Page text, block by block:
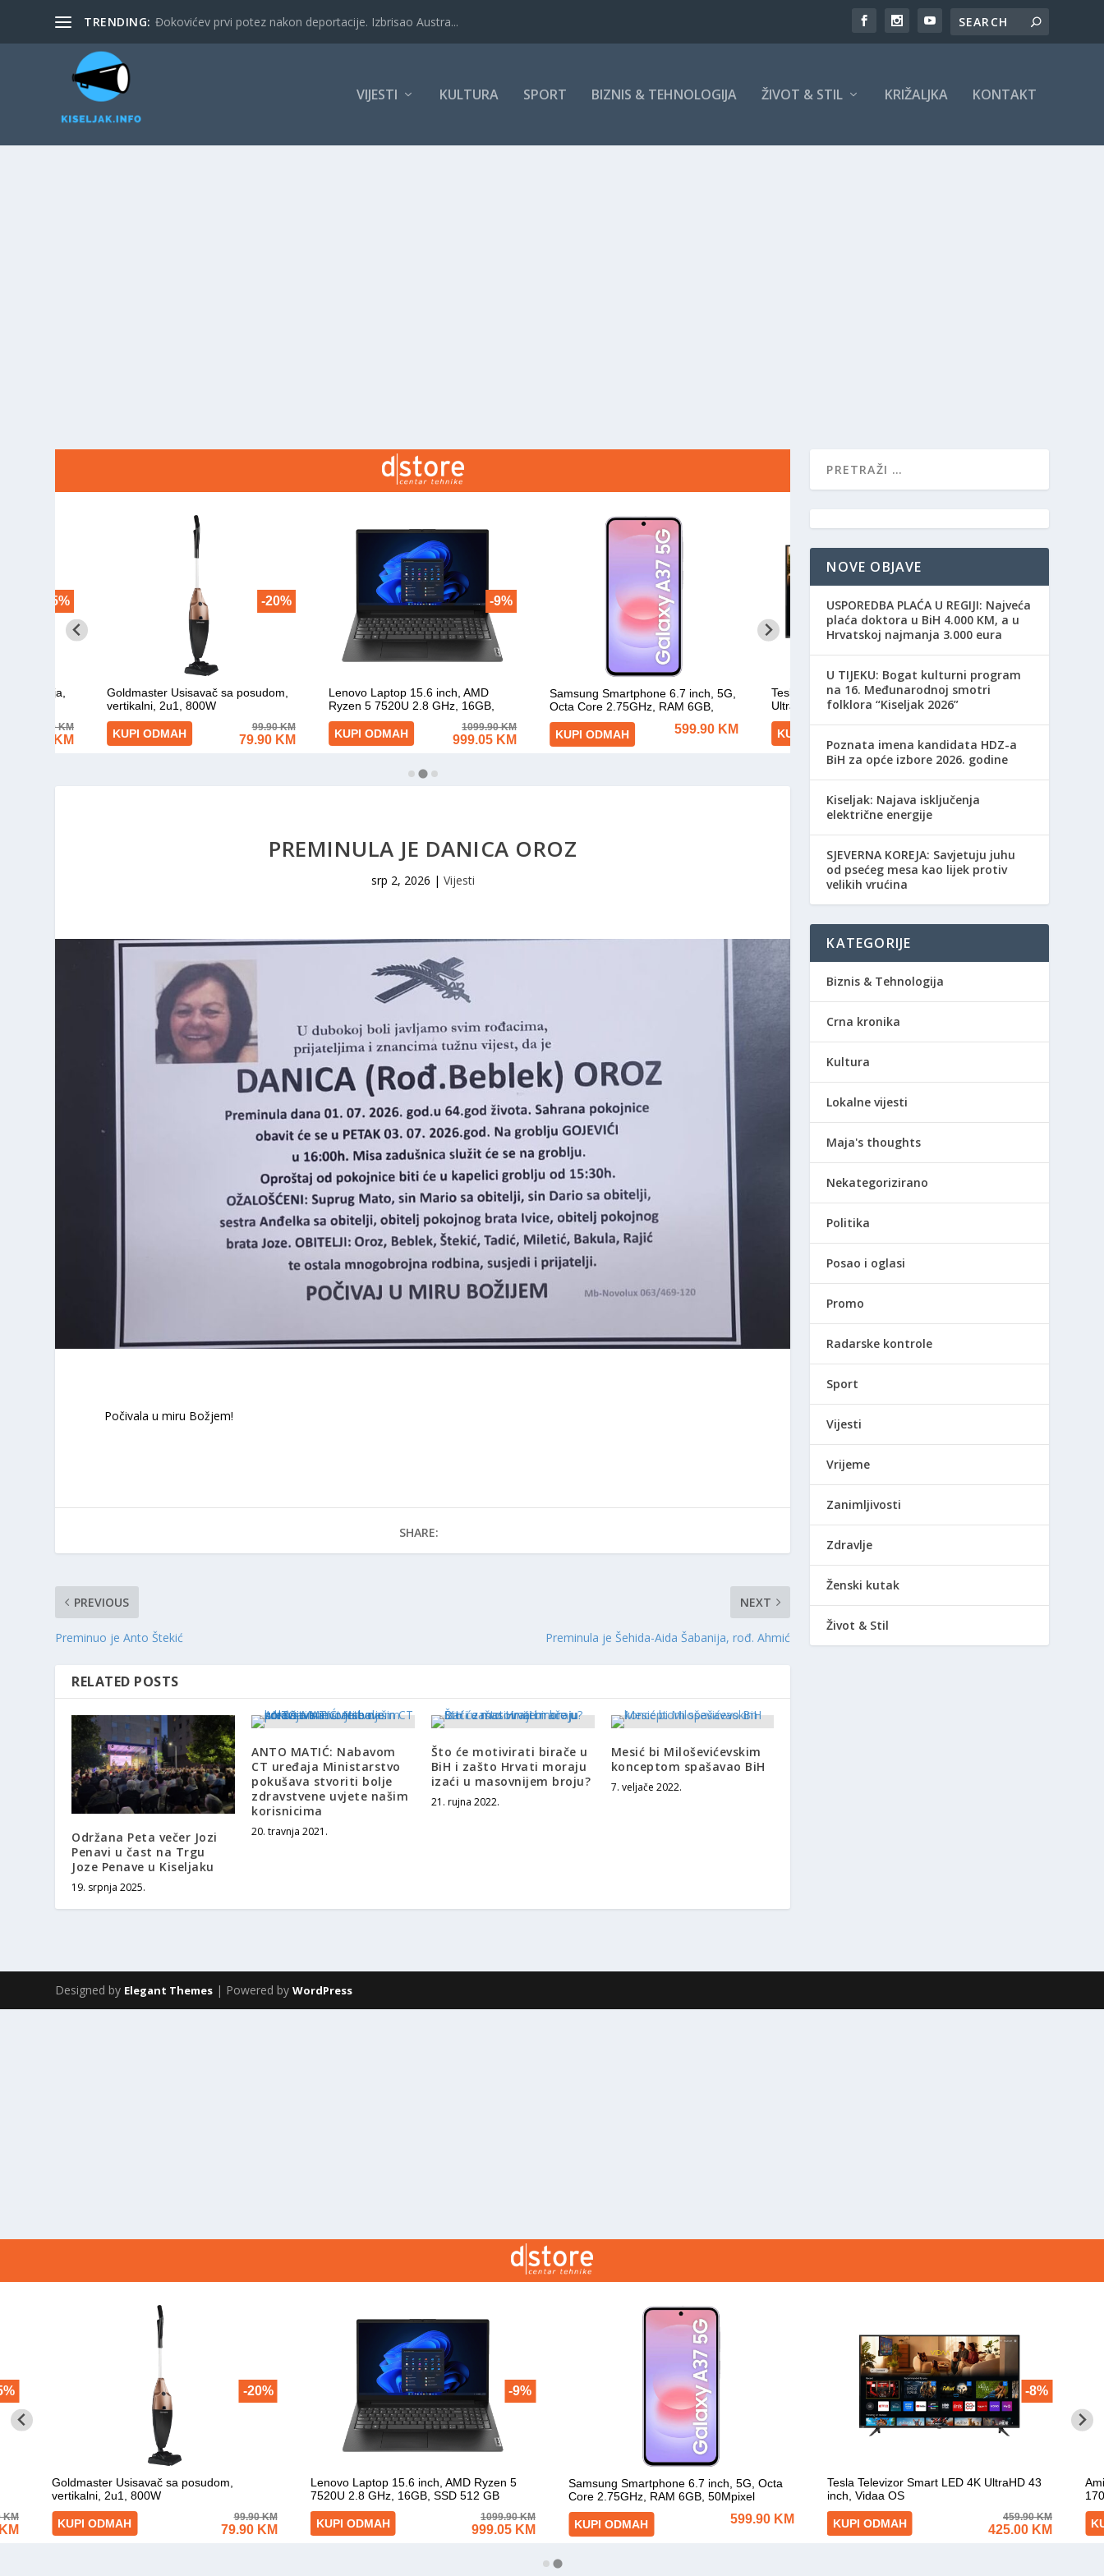
TRENDING: Đokovićev prvi potez nakon deportacije. Izbrisao Austra...
VIJESTI KULTURA SPORT BIZNIS & TEHNOLOGIJA ŽIVOT & STIL KRIŽALJKA KONTAKT
PREMINULA JE DANICA OROZ
srp 2, 2026 | Vijesti
Počivala u miru Božjem!
SHARE:
PREVIOUS
Preminuo je Anto Štekić
NEXT
Preminula je Šehida-Aida Šabanija, rođ. Ahmić
RELATED POSTS
Održana Peta večer Jozi
Penavi u čast na Trgu
Joze Penave u Kiseljaku
19. srpnja 2025.
ANTO MATIĆ: Nabavom
CT uređaja Ministarstvo
pokušava stvoriti bolje
zdravstvene uvjete našim
korisnicima
20. travnja 2021.
Što će motivirati birače u
BiH i zašto Hrvati moraju
izaći u masovnijem broju?
21. rujna 2022.
Mesić bi Miloševićevskim
konceptom spašavao BiH
7. veljače 2022.
NOVE OBJAVE
USPOREDBA PLAĆA U REGIJI: Najveća
plaća doktora u BiH 4.000 KM, a u
Hrvatskoj najmanja 3.000 eura
​U TIJEKU: Bogat kulturni program
na 16. Međunarodnoj smotri
folklora “Kiseljak 2026”
Poznata imena kandidata HDZ-a
BiH za opće izbore 2026. godine
Kiseljak: Najava isključenja
električne energije
SJEVERNA KOREJA: Savjetuju juhu
od psećeg mesa kao lijek protiv
velikih vrućina
KATEGORIJE
Biznis & Tehnologija
Crna kronika
Kultura
Lokalne vijesti
Maja's thoughts
Nekategorizirano
Politika
Posao i oglasi
Promo
Radarske kontrole
Sport
Vijesti
Vrijeme
Zanimljivosti
Zdravlje
Ženski kutak
Život & Stil
Designed by Elegant Themes | Powered byWordPress